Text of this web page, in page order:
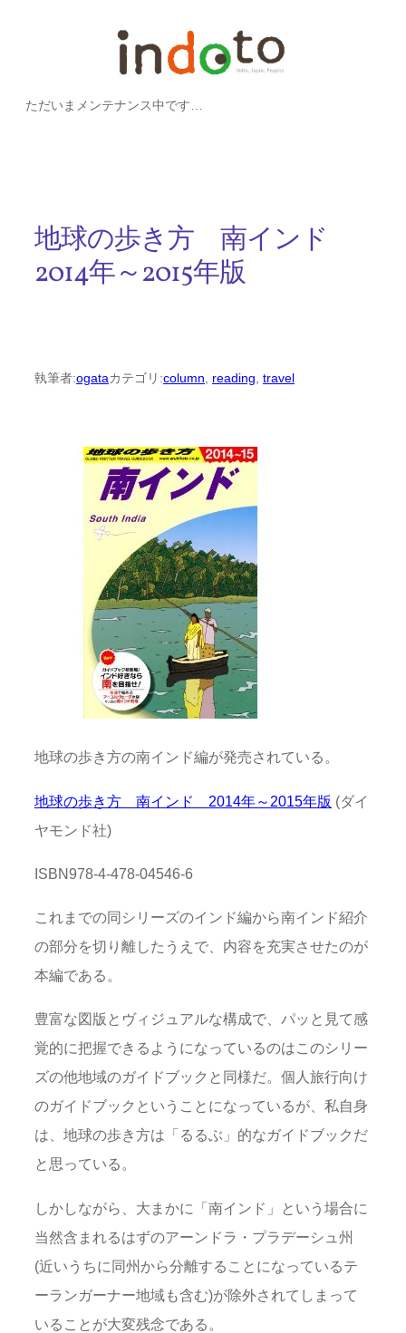
ただいまメンテナンス中です…
地球の歩き方 南インド
2014年～2015年版
執筆者:ogataカテゴリ:column, reading, travel
地球の歩き方の南インド編が発売されている。
地球の歩き方 南インド 2014年～2015年版 (ダイ
ヤモンド社)
ISBN978-4-478-04546-6
これまでの同シリーズのインド編から南インド紹介
の部分を切り離したうえで、内容を充実させたのが
本編である。
豊富な図版とヴィジュアルな構成で、パッと見て感
覚的に把握できるようになっているのはこのシリー
ズの他地域のガイドブックと同様だ。個人旅行向け
のガイドブックということになっているが、私自身
は、地球の歩き方は「るるぶ」的なガイドブックだ
と思っている。
しかしながら、大まかに「南インド」という場合に
当然含まれるはずのアーンドラ・プラデーシュ州
(近いうちに同州から分離することになっているテ
ーランガーナー地域も含む)が除外されてしまって
いることが大変残念である。